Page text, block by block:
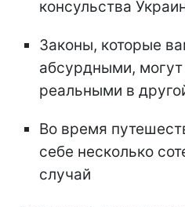
консульства
Законы, которые
абсурдными,
реальными в
Во время
себе несколько
случай